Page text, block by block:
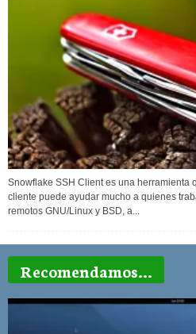
Snowflake SSH Client es una herramienta
cliente puede ayudar mucho a quienes
remotos GNU/Linux y BSD, a...
Recomendamos...